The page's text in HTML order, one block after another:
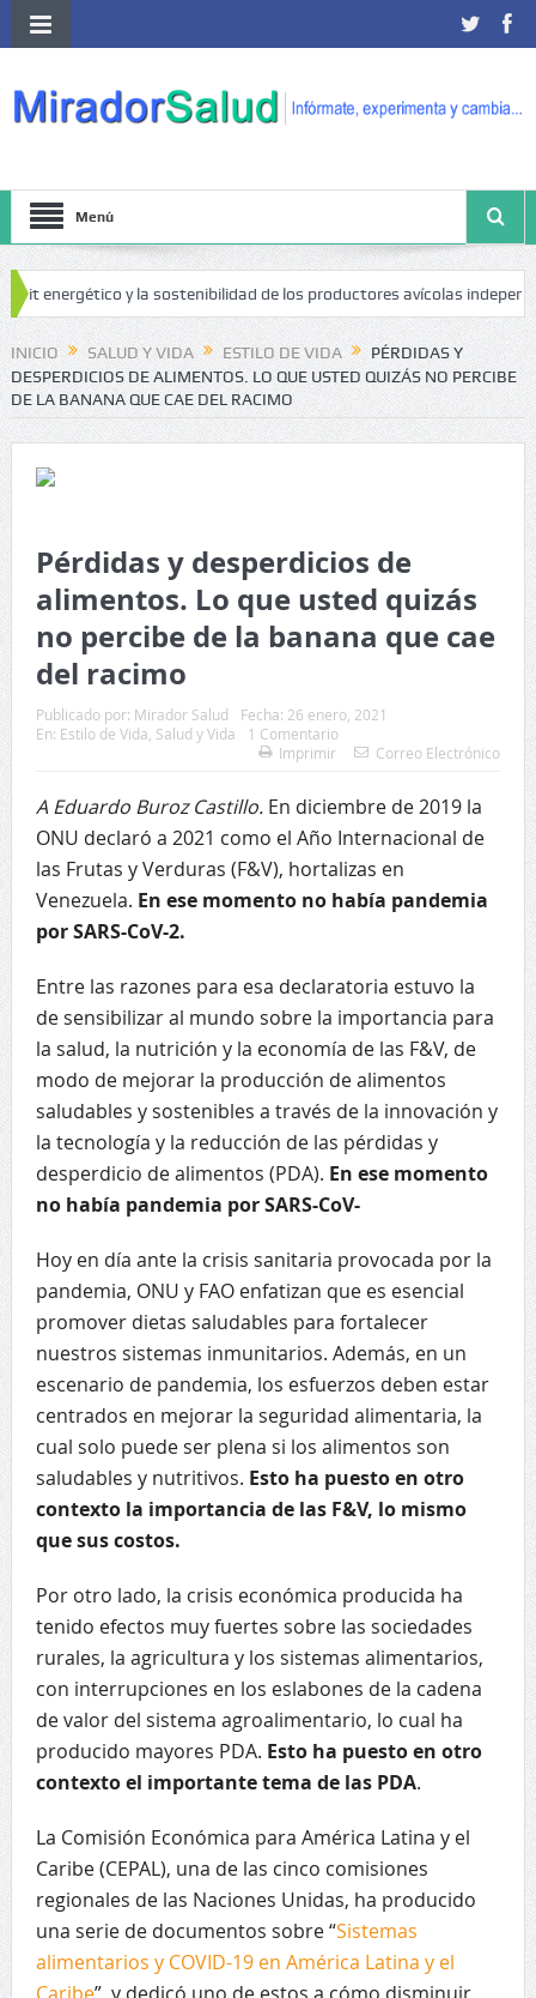
Menú
y la sostenibilidad de los productores avícolas independientes
INICIO SALUD Y VIDA ESTILO DE VIDA
PÉRDIDAS Y
DESPERDICIOS DE ALIMENTOS. LO QUE USTED QUIZÁS NO PERCIBE
DE LA BANANA QUE CAE DEL RACIMO
Pérdidas y desperdicios de
alimentos. Lo que usted quizás
no percibe de la banana que cae
del racimo
Publicado por: Mirador Salud Fecha: 26 enero, 2021
En: Estilo de Vida, Salud y Vida
1 Comentario
Imprimir
Correo Electrónico
A Eduardo Buroz Castillo. En diciembre de 2019 la
ONU declaró a 2021 como el Año Internacional de
las Frutas y Verduras (F&V), hortalizas en
Venezuela. En ese momento no había pandemia
por SARS-CoV-2.
Entre las razones para esa declaratoria estuvo la
de sensibilizar al mundo sobre la importancia para
la salud, la nutrición y la economía de las F&V, de
modo de mejorar la producción de alimentos
saludables y sostenibles a través de la innovación y
la tecnología y la reducción de las pérdidas y
desperdicio de alimentos (PDA). En ese momento
no había pandemia por SARS-CoV-
Hoy en día ante la crisis sanitaria provocada por la
pandemia, ONU y FAO enfatizan que es esencial
promover dietas saludables para fortalecer
nuestros sistemas inmunitarios. Además, en un
escenario de pandemia, los esfuerzos deben estar
centrados en mejorar la seguridad alimentaria, la
cual solo puede ser plena si los alimentos son
saludables y nutritivos. Esto ha puesto en otro
contexto la importancia de las F&V, lo mismo
que sus costos.
Por otro lado, la crisis económica producida ha
tenido efectos muy fuertes sobre las sociedades
rurales, la agricultura y los sistemas alimentarios,
con interrupciones en los eslabones de la cadena
de valor del sistema agroalimentario, lo cual ha
producido mayores PDA. Esto ha puesto en otro
contexto el importante tema de las PDA.
La Comisión Económica para América Latina y el
Caribe (CEPAL), una de las cinco comisiones
regionales de las Naciones Unidas, ha producido
una serie de documentos sobre “Sistemas
alimentarios y COVID-19 en América Latina y el